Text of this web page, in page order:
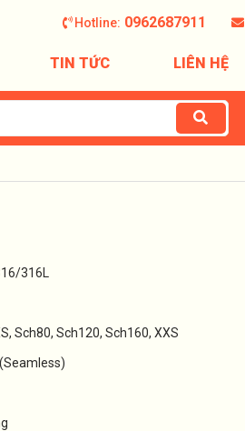
Hotline: 0962687911
TIN TỨC LIÊN HỆ
316L
Sch80, Sch120, Sch160, XXS